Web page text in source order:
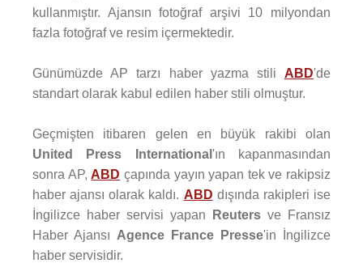
kullanmıştır. Ajansın fotoğraf arşivi 10 milyondan
fazla fotoğraf ve resim içermektedir.
Günümüzde AP tarzı haber yazma stili ABD'de
standart olarak kabul edilen haber stili olmuştur.
Geçmişten itibaren gelen en büyük rakibi olan
United Press International 'ın kapanmasından
sonra AP,ABD çapında yayın yapan tek ve rakipsiz
haber ajansı olarak kaldı. ABD dışında rakipleri ise
İngilizce haber servisi yapan
Reuters ve Fransız
Haber Ajansı Agence France Presse'in İngilizce
haber servisidir.